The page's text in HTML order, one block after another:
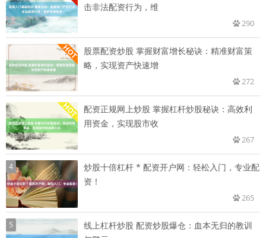
击非法配资行为，维
290
股票配资炒股 掌握财富增长秘诀：精准财富策
略，实现资产快速增
272
配资正规网上炒股 掌握杠杆炒股秘诀：高效利
用资金，实现股市收
267
4
炒股十倍杠杆 * 配资开户网：轻松入门，专业配
资！
265
5
线上杠杆炒股 配资炒股爆仓：血本无归的教训